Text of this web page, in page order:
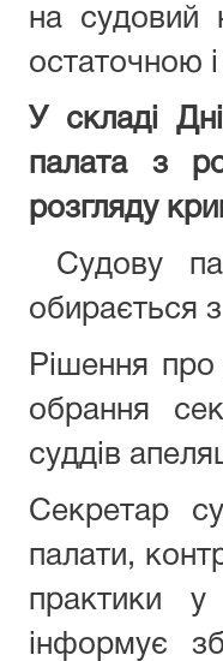
на судовий
остаточною
У складі
палата з
розгляду
Судову
обирається
Рішення про
обрання
суддів
Секретар
палати,
практики у
інформує